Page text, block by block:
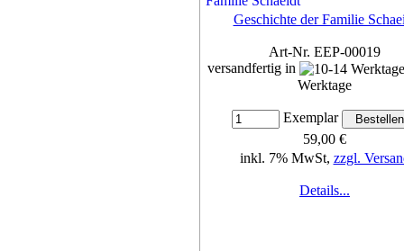
Geschichte der Familie
Art-Nr. EEP-00019
versandfertig in
Werktage
Exemplar
59,00 €
inkl. 7% MwSt, zzgl.
Details...